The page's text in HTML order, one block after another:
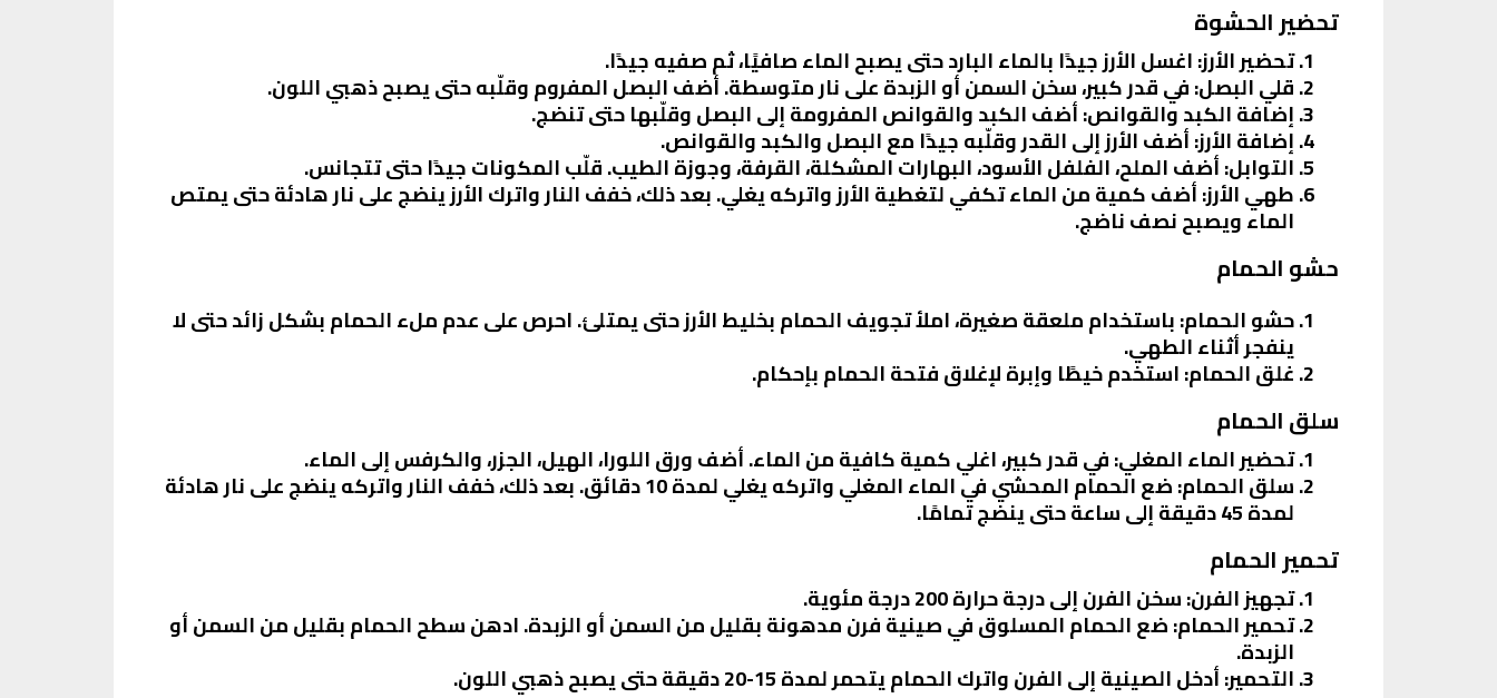
تحضير الحشوة
تحضير الأرز: اغسل الأرز جيدًا بالماء البارد حتى يصبح الماء صافيًا، ثم صفيه جيدًا.
قلي البصل: في قدر كبير، سخن السمن أو الزبدة على نار متوسطة. أضف البصل المفروم وقلّبه حتى يصبح ذهبي اللون.
إضافة الكبد والقوانص: أضف الكبد والقوانص المفرومة إلى البصل وقلّبها حتى تنضج.
إضافة الأرز: أضف الأرز إلى القدر وقلّبه جيدًا مع البصل والكبد والقوانص.
التوابل: أضف الملح، الفلفل الأسود، البهارات المشكلة، القرفة، وجوزة الطيب. قلّب المكونات جيدًا حتى تتجانس.
طهي الأرز: أضف كمية من الماء تكفي لتغطية الأرز واتركه يغلي. بعد ذلك، خفف النار واترك الأرز ينضج على نار هادئة حتى يمتص
الماء ويصبح نصف ناضج.
حشو الحمام
حشو الحمام: باستخدام ملعقة صغيرة، املأ تجويف الحمام بخليط الأرز حتى يمتلئ. احرص على عدم ملء الحمام بشكل زائد حتى لا
ينفجر أثناء الطهي.
غلق الحمام: استخدم خيطًا وإبرة لإغلاق فتحة الحمام بإحكام.
سلق الحمام
تحضير الماء المغلي: في قدر كبير، اغلي كمية كافية من الماء. أضف ورق اللورا، الهيل، الجزر، والكرفس إلى الماء.
سلق الحمام : ضع الحمام المحشي في الماء المغلي واتركه يغلي لمدة 10 دقائق. بعد ذلك، خفف النار واتركه ينضج على نار هادئة
لمدة 45 دقيقة إلى ساعة حتى ينضج تمامًا.
تحمير الحمام
تجهيز الفرن: سخن الفرن إلى درجة حرارة 200 درجة مئوية.
تحمير الحمام: ضع الحمام المسلوق في صينية فرن مدهونة بقليل من السمن أو الزبدة. ادهن سطح الحمام بقليل من السمن أو
الزبدة.
التحمير: أدخل الصينية إلى الفرن واترك الحمام يتحمر لمدة 15-20 دقيقة حتى يصبح ذهبي اللون.